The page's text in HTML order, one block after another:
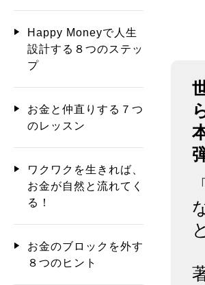
Happy Moneyで人生
設計する８つのステッ
プ
お金と仲直りする７つ
のレッスン
ワクワクを生きれば、
お金が自然と流れてく
る！
お金のブロックを外す
８つのヒント